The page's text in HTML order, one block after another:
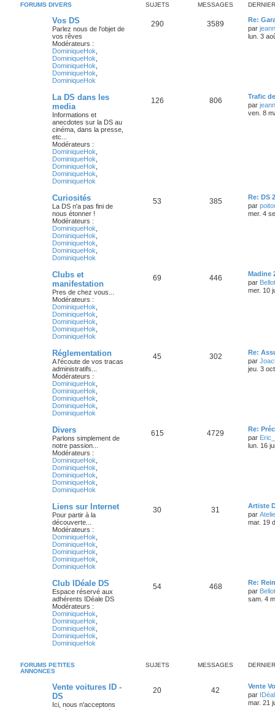
FORUMS DIVERS SUJETS MESSAGES
Vos DS
Parlez nous de l'objet de
vos rêves
Modérateurs :
DominiqueHok
DominiqueHok
DominiqueHok
DominiqueHok
DominiqueHok
290 3589
Re:
par
lun. 3
La DS dans les
media
Informations et
anecdotes sur la DS au
cinéma, dans la presse,
etc...
Modérateurs :
DominiqueHok
DominiqueHok
DominiqueHok
DominiqueHok
DominiqueHok
126 806
Trafic
par
ven. 8
Curiosités
La DS n'a pas fini de
nous étonner !
Modérateurs :
DominiqueHok
DominiqueHok
DominiqueHok
DominiqueHok
DominiqueHok
53 385
Re: DS
par
mer. 4
Clubs et
manifestation
Pres de chez vous...
Modérateurs :
DominiqueHok
DominiqueHok
DominiqueHok
DominiqueHok
DominiqueHok
69 446
Madine
par
mer. 10
Réglementation
A l'écoute de vos tracas
administratifs...
Modérateurs :
DominiqueHok
DominiqueHok
DominiqueHok
DominiqueHok
DominiqueHok
45 302
Re:
par
jeu. 3
Divers
Parlons simplement de
notre passion...
Modérateurs :
DominiqueHok
DominiqueHok
DominiqueHok
DominiqueHok
DominiqueHok
615 4729
Re:
par
lun. 16
Liens sur Internet
Pour partir à la
découverte...
Modérateurs :
DominiqueHok
DominiqueHok
DominiqueHok
DominiqueHok
DominiqueHok
30 31
Artiste
par
mar. 19
Club IDéale DS
Espace réservé aux
adhérents IDéale DS
Modérateurs :
DominiqueHok
DominiqueHok
DominiqueHok
DominiqueHok
DominiqueHok
54 468
Re:
par
sam. 4
FORUMS PETITES
ANNONCES
SUJETS MESSAGES
Vente voitures ID -
DS
Ici, nous n'acceptons
20 42
Vente
par
mar. 21